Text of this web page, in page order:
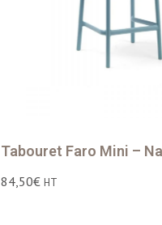
Tabouret Faro Mini –
84,50€ HT